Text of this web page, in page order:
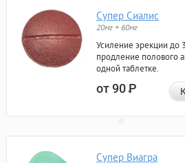
Супер Сиалис
20мг + 60мг
Усиление эрекции до
продление полового
одной таблетке.
от 90Р
Супер Виагра